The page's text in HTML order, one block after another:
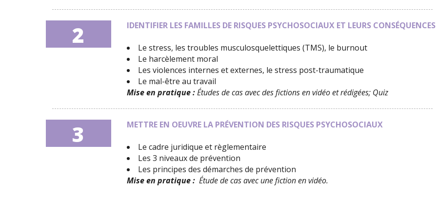
2 IDENTIFIER LES FAMILLES DE RISQUES PSYCHOSOCIAUX ET LEURS CONSÉQUENCES
Le stress, les troubles musculosquelettiques (TMS), le burnout
Le harcèlement moral
Les violences internes et externes, le stress post-traumatique
Le mal-être au travail
Mise en pratique :Études de cas avec des fictions en vidéo et rédigées; Quiz
3 METTRE EN OEUVRE LA PRÉVENTION DES RISQUES PSYCHOSOCIAUX
Le cadre juridique et règlementaire
Les 3 niveaux de prévention
Les principes des démarches de prévention
Mise en pratique : Étude de cas avec une fiction en vidéo.